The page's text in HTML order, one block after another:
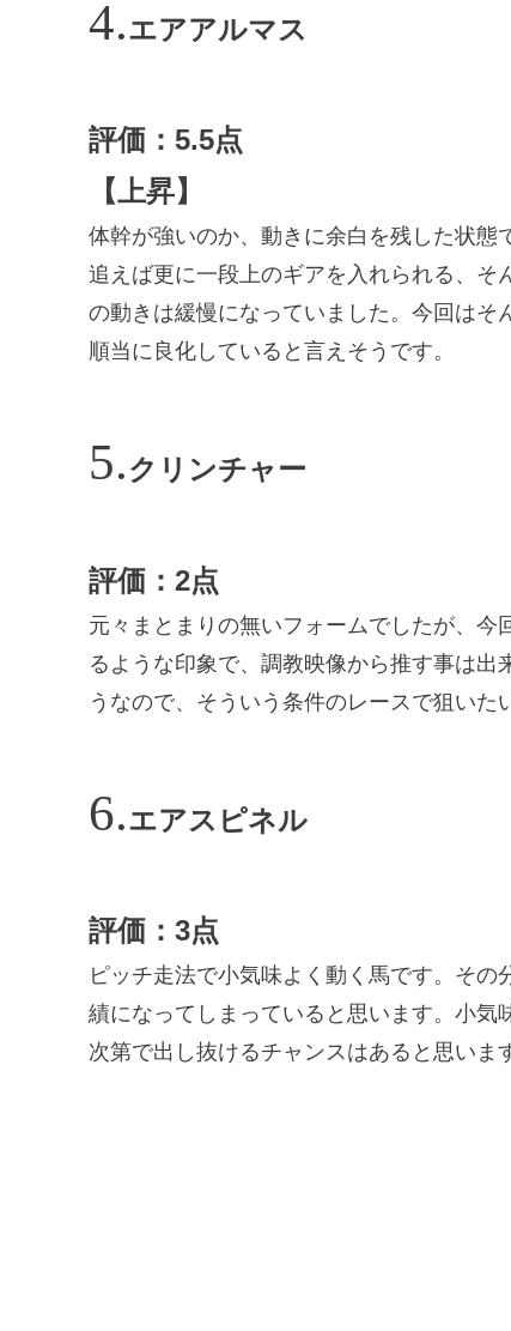
エアアルマス
評価：5.5点
【上昇】
体幹が強いのか、動きに余白を残した状態
追えば更に一段上のギアを入れられる、
の動きは緩慢になっていました。今回はそ
順当に良化していると言えそうです。
クリンチャー
評価：2点
元々まとまりの無いフォームでしたが、
るような印象で、調教映像から推す事は
うなので、そういう条件のレースで狙いた
エアスピネル
評価：3点
ピッチ走法で小気味よく動く馬です。そ
績になってしまっていると思います。小気
次第で出し抜けるチャンスはあると思いま